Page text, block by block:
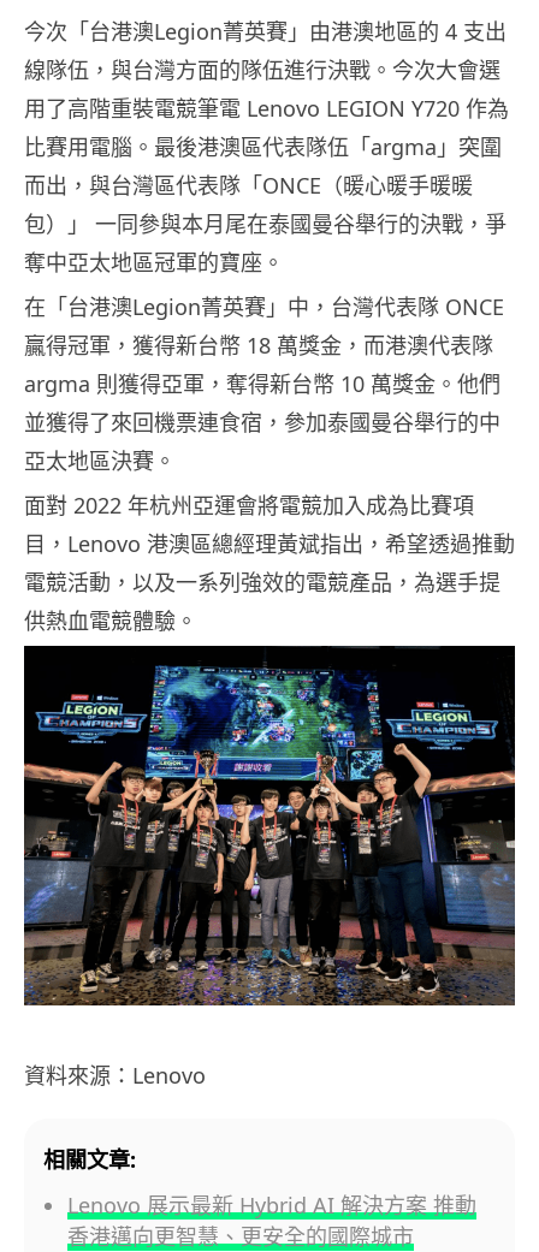
今次「台港澳Legion菁英賽」由港澳地區的 4 支出
線隊伍，與台灣方面的隊伍進行決戰。今次大會選
用了高階重裝電競筆電 Lenovo LEGION Y720 作為
比賽用電腦。最後港澳區代表隊伍「argma」突圍
而出，與台灣區代表隊「ONCE（暖心暖手暖暖
包）」 一同參與本月尾在泰國曼谷舉行的決戰，爭
奪中亞太地區冠軍的寶座。
在「台港澳Legion菁英賽」中，台灣代表隊 ONCE
贏得冠軍，獲得新台幣 18 萬獎金，而港澳代表隊
argma 則獲得亞軍，奪得新台幣 10 萬獎金。他們
並獲得了來回機票連食宿，參加泰國曼谷舉行的中
亞太地區決賽。
面對 2022 年杭州亞運會將電競加入成為比賽項
目，Lenovo 港澳區總經理黃斌指出，希望透過推動
電競活動，以及一系列強效的電競產品，為選手提
供熱血電競體驗。
資料來源：Lenovo
相關文章:
Lenovo 展示最新 Hybrid AI 解決方案 推動
香港邁向更智慧、更安全的國際城市